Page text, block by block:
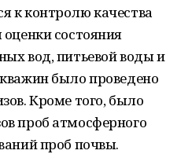
к контролю качества
состояния
вод, питьевой воды и
было проведено
Кроме того, было
проб атмосферного
проб почвы.